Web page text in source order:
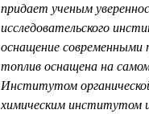
придает ученым
исследовательского
оснащение
топлив оснащена на
Институтом
химическим институтом